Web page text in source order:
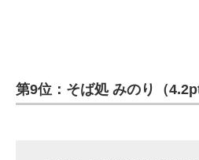
第9位：そば処 みのり（